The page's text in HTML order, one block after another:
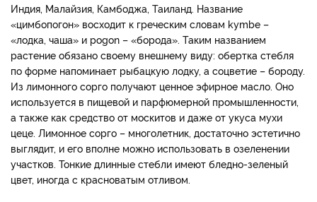
Индия, Малайзия, Камбоджа, Таиланд. Название
«цимбопогон» восходит к греческим словам kymbe –
«лодка, чаша» и pogon – «борода». Таким названием
растение обязано своему внешнему виду: обертка стебля
по форме напоминает рыбацкую лодку, а соцветие – бороду.
Из лимонного сорго получают ценное эфирное масло. Оно
используется в пищевой и парфюмерной промышленности,
а также как средство от москитов и даже от укуса мухи
цеце. Лимонное сорго – многолетник, достаточно эстетично
выглядит, и его вполне можно использовать в озеленении
участков. Тонкие длинные стебли имеют бледно-зеленый
цвет, иногда с красноватым отливом.